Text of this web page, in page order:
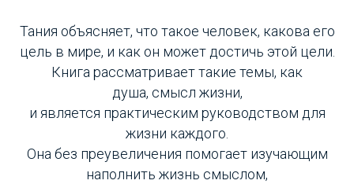
Тания объясняет, что такое человек, какова его
цель в мире, и как он может достичь этой цели.
Книга рассматривает такие темы, как
душа, смысл жизни,
и является практическим руководством для
жизни каждого.
Она без преувеличения помогает изучающим
наполнить жизнь смыслом,